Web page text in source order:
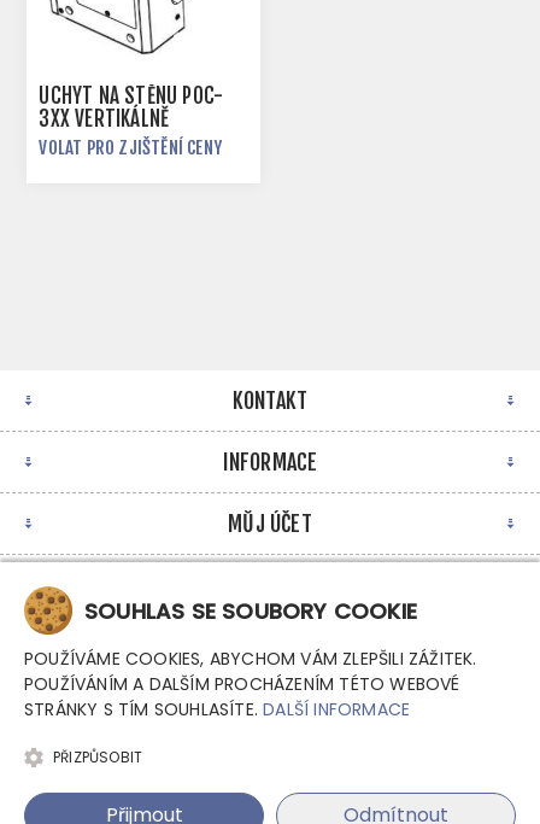
ÚCHYT NA STĚNU POC-
3XX VERTIKÁLNĚ
VOLAT PRO ZJIŠTĚNÍ CENY
KONTAKT
INFORMACE
MŮJ ÚČET
Všechna práva vyhrazena.
SOUHLAS SE SOUBORY COOKIE
POUŽÍVÁME COOKIES, ABYCHOM VÁM ZLEPŠILI ZÁŽITEK.
POUŽÍVÁNÍM A DALŠÍM PROCHÁZENÍM TÉTO WEBOVÉ
STRÁNKY S TÍM SOUHLASÍTE.DALŠÍ INFORMACE
PŘIZPŮSOBIT
Přijmout Odmítnout